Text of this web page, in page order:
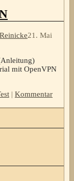
21. Mai
mit OpenVPN
| Kommentar